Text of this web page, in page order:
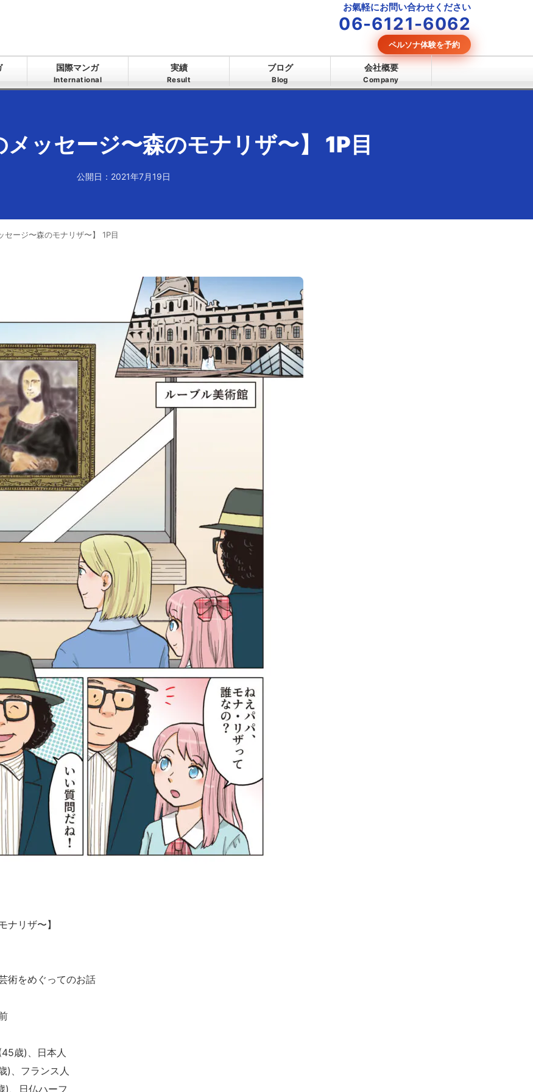
お氣軽にお問い合わせください
06-6121-6062
ペルソナ体験を予約
国際マンガ
International
実績
Result
ブログ
Blog
会社概要
Company
メッセージ〜森のモナリザ〜】 1P目
公開日：2021年7月19日
セージ〜森のモナリザ〜】 1P目
ナリザ〜】
術をめぐってのお話
歳)、日本人
)、フランス人
)、日仏ハーフ